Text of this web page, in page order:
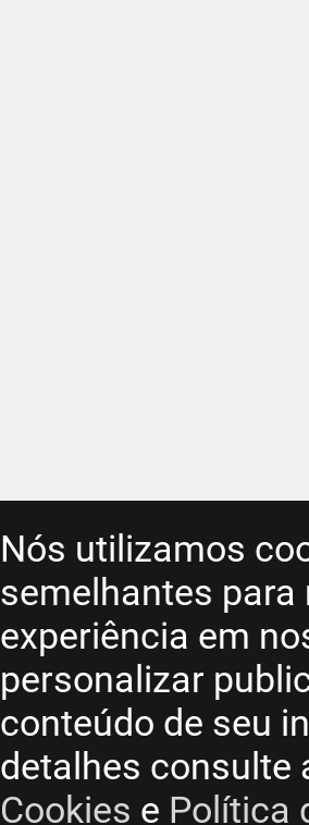
Nós utilizamos
semelhantes para
experiência em
personalizar
conteúdo de seu
detalhes consulte
Cookies e Política